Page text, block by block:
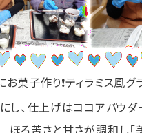
お菓子作り❗ティラミス
し、仕上げはココアパウ
さが調和し「美味し